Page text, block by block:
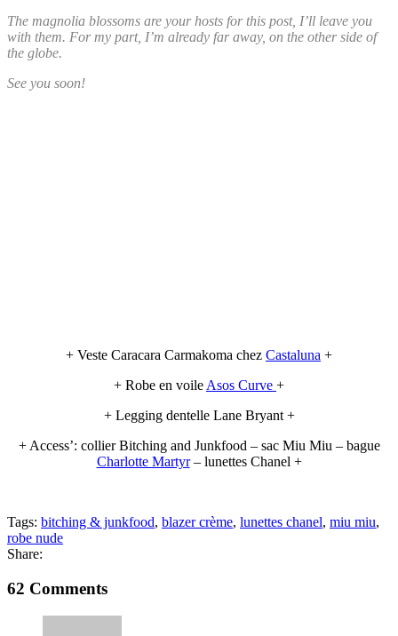
The magnolia blossoms are your hosts for this post, I’ll leave you
with them. For my part, I’m already far away, on the other side of
the globe.
See you soon!
+ Veste Caracara Carmakoma chez Castaluna +
+ Robe en voile Asos Curve +
+ Legging dentelle Lane Bryant +
+ Access’: collier Bitching and Junkfood – sac Miu Miu – bague
Charlotte Martyr– lunettes Chanel +
Tags: bitching & junkfood, blazer crème, lunettes chanel, miu miu,
robe nude
Share:
62 Comments